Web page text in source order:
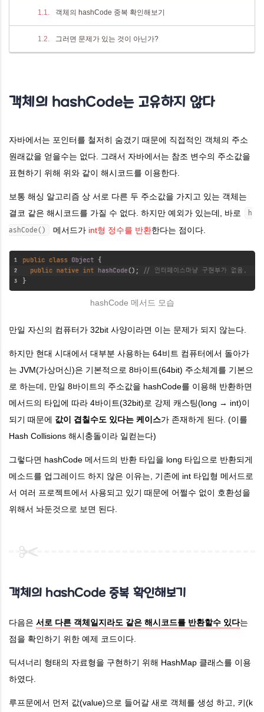
객체의 hashCode 중복 확인해보기
그러면 문제가 있는 것이 아닌가?
객체의 hashCode는 고유하지 않다
자바에서는 포인터를 철저히 숨겼기 때문에 직접적인 객체의 주소
원래값을 얻을수는 없다. 그래서 자바에서는 참조 변수의 주소값을
표현하기 위해 위와 같이 해시코드를 이용한다.
보통 해싱 알고리즘 상 서로 다른 두 주소값을 가지고 있는 객체는
결코 같은 해시코드를 가질 수 없다. 하지만 예외가 있는데, 바로
h
ashCode() 메서드가 int형 정수를 반환한다는 점이다.
hashCode 메서드 모습
만일 자신의 컴퓨터가 32bit 사양이라면 이는 문제가 되지 않는다.
하지만 현대 시대에서 대부분 사용하는 64비트 컴퓨터에서 돌아가
는 JVM(가상머신)은 기본적으로 8바이트(64bit) 주소체계를 기본으
로 하는데, 만일 8바이트의 주소값을 hashCode를 이용해 반환하면
메서드의 타입에 따라 4바이트(32bit)로 강제 캐스팅(long → int)이
되기 때문에 값이 겹칠수도 있다는 케이스가 존재하게 된다. (이를
Hash Collisions 해시충돌이라 일컫는다)
그렇다면 hashCode 메서드의 반환 타입을 long 타입으로 반환되게
메소드를 업그레이드 하지 않은 이유는, 기존에 int 타입형 메서드로
서 여러 프로젝트에서 사용되고 있기 때문에 어쩔수 없이 호환성을
위해서 놔둔것으로 보면 된다.
객체의 hashCode 중복 확인해보기
다음은 서로 다른 객체일지라도 같은 해시코드를 반환할수 있다는
점을 확인하기 위한 예제 코드이다.
딕셔너리 형태의 자료형을 구현하기 위해 HashMap 클래스를 이용
하였다.
루프문에서 먼저 값(value)으로 들어갈 새로 객체를 생성 하고, 키(k